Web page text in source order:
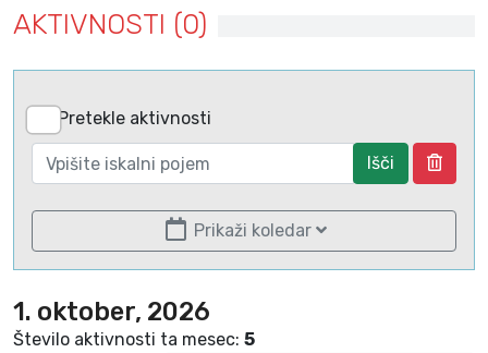
AKTIVNOSTI (0)
Pretekle aktivnosti
Išči
Prikaži koledar
1. oktober, 2026
Število aktivnosti ta mesec: 5